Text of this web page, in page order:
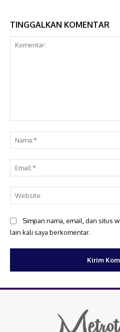
TINGGALKAN KOMENTAR
Simpan nama, email, dan situs
lain kali saya berkomentar.